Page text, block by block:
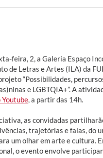
feira, 2, a Galeria Espaço
de Letras e Artes (ILA) da
“Possibilidades,
e LGBTQIA+”. A
Youtube , a partir das 14h.
as convidadas
trajetórias e falas, do
um olhar em arte e cultura.
o evento envolve